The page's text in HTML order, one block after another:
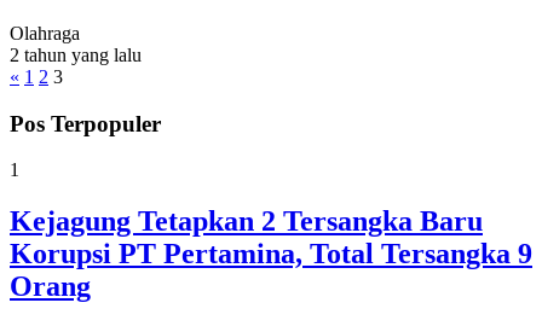
Olahraga
2 tahun yang lalu
« 1 2 3
Pos Terpopuler
1
Kejagung Tetapkan 2 Tersangka Baru
Korupsi PT Pertamina, Total Tersangka 9
Orang